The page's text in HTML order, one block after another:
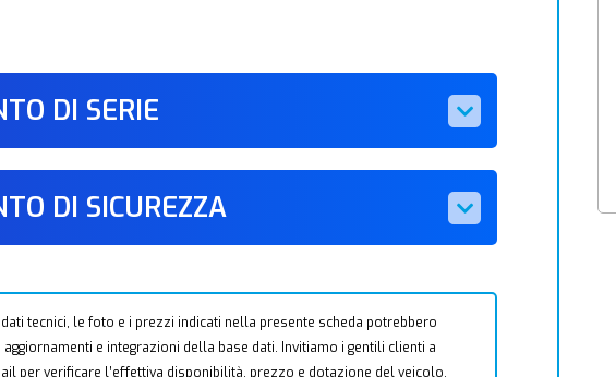
DI SERIE
DI SICUREZZA
tecnici, le foto e i prezzi indicati nella presente scheda potrebbero
e integrazioni della base dati. Invitiamo i gentili clienti a
per verificare l’effettiva disponibilità, prezzo e dotazione del veicolo.